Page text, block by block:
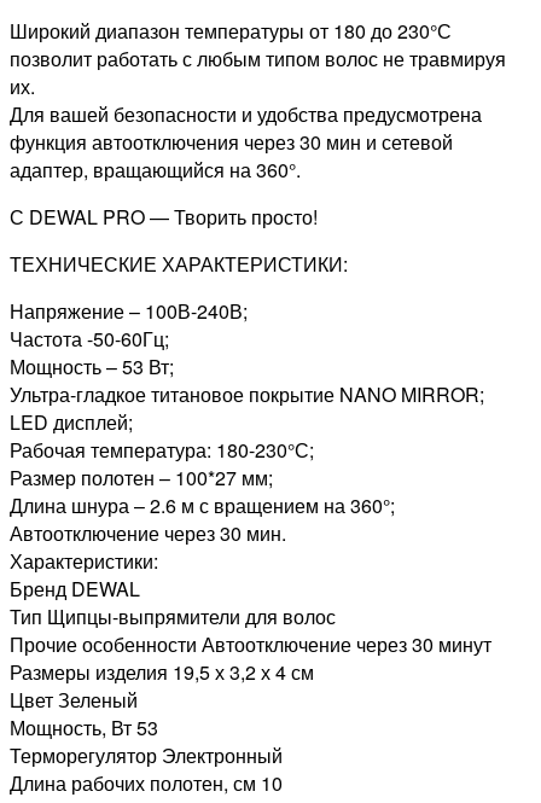
Широкий диапазон температуры от 180 до 230°С
позволит работать с любым типом волос не травмируя
их.
Для вашей безопасности и удобства предусмотрена
функция автоотключения через 30 мин и сетевой
адаптер, вращающийся на 360°.
С DEWAL PRO — Творить просто!
ТЕХНИЧЕСКИЕ ХАРАКТЕРИСТИКИ:
Напряжение – 100В-240В;
Частота -50-60Гц;
Мощность – 53 Вт;
Ультра-гладкое титановое покрытие NANO MIRROR;
LED дисплей;
Рабочая температура: 180-230°С;
Размер полотен – 100*27 мм;
Длина шнура – 2.6 м с вращением на 360°;
Автоотключение через 30 мин.
Характеристики:
Бренд DEWAL
Тип Щипцы-выпрямители для волос
Прочие особенности Автоотключение через 30 минут
Размеры изделия 19,5 х 3,2 х 4 см
Цвет Зеленый
Мощность, Вт 53
Терморегулятор Электронный
Длина рабочих полотен, см 10